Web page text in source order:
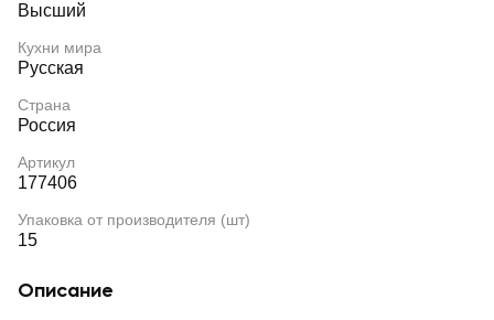
Высший
Кухни мира
Русская
Страна
Россия
Артикул
177406
Упаковка от производителя (шт)
15
Описание